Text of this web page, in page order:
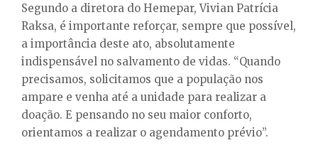
Segundo a diretora do Hemepar, Vivian Patrícia
Raksa, é importante reforçar, sempre que possível,
a importância deste ato, absolutamente
indispensável no salvamento de vidas. “Quando
precisamos, solicitamos que a população nos
ampare e venha até a unidade para realizar a
doação. E pensando no seu maior conforto,
orientamos a realizar o agendamento prévio”.